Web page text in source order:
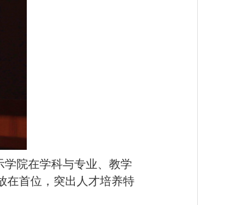
学院在学科与专业、教学
在首位，突出人才培养特